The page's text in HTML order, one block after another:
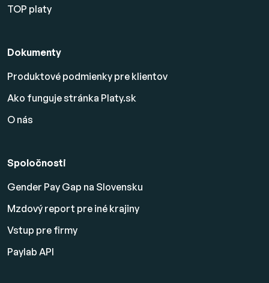
TOP platy
Dokumenty
Produktové podmienky pre klientov
Ako funguje stránka Platy.sk
O nás
Spoločnosti
Gender Pay Gap na Slovensku
Mzdový report pre iné krajiny
Vstup pre firmy
Paylab API